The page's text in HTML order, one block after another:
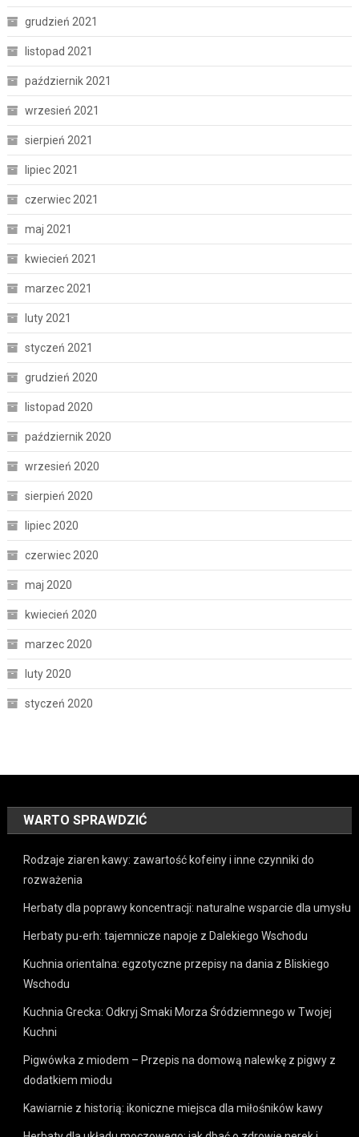
grudzień 2021
listopad 2021
październik 2021
wrzesień 2021
sierpień 2021
lipiec 2021
czerwiec 2021
maj 2021
kwiecień 2021
marzec 2021
luty 2021
styczeń 2021
grudzień 2020
listopad 2020
październik 2020
wrzesień 2020
sierpień 2020
lipiec 2020
czerwiec 2020
maj 2020
kwiecień 2020
marzec 2020
luty 2020
styczeń 2020
WARTO SPRAWDZIĆ
Rodzaje ziaren kawy: zawartość kofeiny i inne czynniki do
rozważenia
Herbaty dla poprawy koncentracji: naturalne wsparcie dla umysłu
Herbaty pu-erh: tajemnicze napoje z Dalekiego Wschodu
Kuchnia orientalna: egzotyczne przepisy na dania z Bliskiego
Wschodu
Kuchnia Grecka: Odkryj Smaki Morza Śródziemnego w Twojej
Kuchni
Pigwówka z miodem – Przepis na domową nalewkę z pigwy z
dodatkiem miodu
Kawiarnie z historią: ikoniczne miejsca dla miłośników kawy